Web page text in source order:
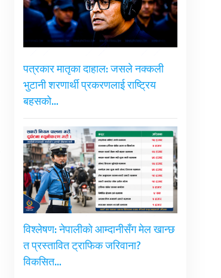
पत्रकार मातृका दाहाल: जसले नक्कली
भुटानी शरणार्थी प्रकरणलाई राष्ट्रिय
बहसको…
विश्लेषण: नेपालीको आम्दानीसँग मेल खान्छ
त प्रस्तावित ट्राफिक जरिवाना?
विकसित…